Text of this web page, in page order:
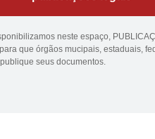
neste espaço,
que órgãos mucipais, estaduais,
seus documentos.